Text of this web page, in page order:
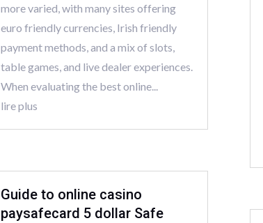
more varied, with many sites offering
euro friendly currencies, Irish friendly
payment methods, and a mix of slots,
table games, and live dealer experiences.
When evaluating the best online...
lire plus
Guide to online casino
paysafecard 5 dollar Safe